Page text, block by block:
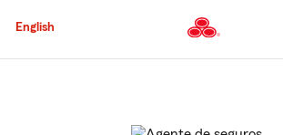
al
principal
English